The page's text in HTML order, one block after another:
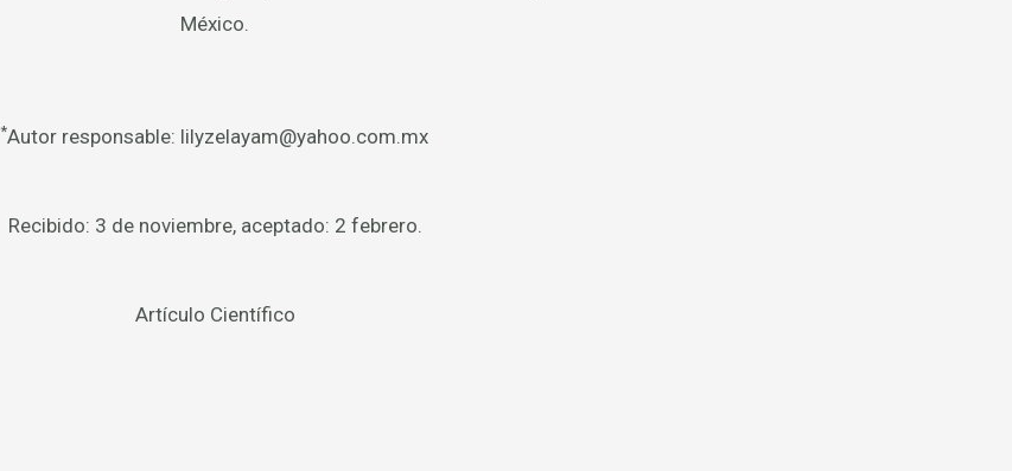
México.
*Autor responsable: lilyzelayam@yahoo.com.mx
Recibido: 3 de noviembre, aceptado: 2 febrero.
Artículo Científico